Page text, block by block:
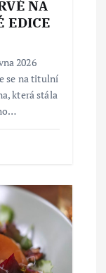
NA
EDICE
2026
se na titulní
která stála